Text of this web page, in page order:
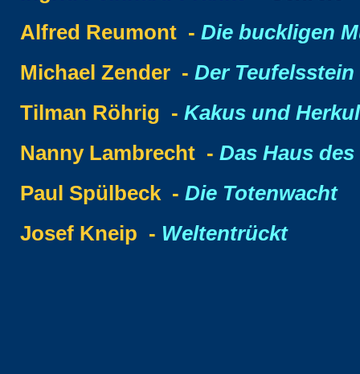
Alfred Reumont - Die buckligen
Michael Zender - Der
Tilman Röhrig - Kakus und
Nanny Lambrecht - Das Haus
Paul Spülbeck - Die Totenwacht
Josef Kneip - Weltentrückt